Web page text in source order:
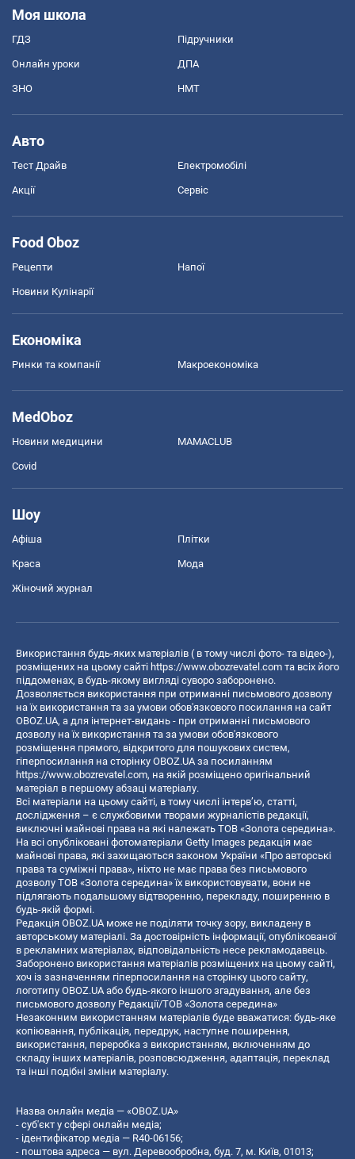
Моя школа
ГДЗ Підручники
Онлайн уроки ДПА
ЗНО НМТ
Авто
Тест Драйв Електромобілі
Акції Сервіс
Food Oboz
Рецепти Напої
Новини Кулінарії
Економіка
Ринки та компанії Макроекономіка
MedOboz
Новини медицини MAMACLUB
Covid
Шоу
Афіша Плітки
Краса Мода
Жіночий журнал
Використання будь-яких матеріалів ( в тому числі фото- та відео-),
розміщених на цьому сайті https://www.obozrevatel.com та всіх його
піддоменах, в будь-якому вигляді суворо заборонено.
Дозволяється використання при отриманні письмового дозволу
на їх використання та за умови обов'язкового посилання на сайт
OBOZ.UA, а для інтернет-видань - при отриманні письмового
дозволу на їх використання та за умови обов'язкового
розміщення прямого, відкритого для пошукових систем,
гіперпосилання на сторінку OBOZ.UA за посиланням
https://www.obozrevatel.com, на якій розміщено оригінальний
матеріал в першому абзаці матеріалу.
Всі матеріали на цьому сайті, в тому числі інтерв’ю, статті,
дослідження – є службовими творами журналістів редакції,
виключні майнові права на які належать ТОВ «Золота середина».
На всі опубліковані фотоматеріали Getty Images редакція має
майнові права, які захищаються законом України «Про авторські
права та суміжні права», ніхто не має права без письмового
дозволу ТОВ «Золота середина» їх використовувати, вони не
підлягають подальшому відтворенню, перекладу, поширенню в
будь-якій формі.
Редакція OBOZ.UA може не поділяти точку зору, викладену в
авторському матеріалі. За достовірність інформації, опублікованої
в рекламних матеріалах, відповідальність несе рекламодавець.
Заборонено використання матеріалів розміщених на цьому сайті,
хоч із зазначенням гіперпосилання на сторінку цього сайту,
логотипу OBOZ.UA або будь-якого іншого згадування, але без
письмового дозволу Редакції/ТОВ «Золота середина»
Незаконним використанням матеріалів буде вважатися: будь-яке
копiювання, публiкацiя, передрук, наступне поширення,
використання, переробка з використанням, включенням до
складу інших матеріалів, розповсюдження, адаптація, переклад
та інші подібні зміни матеріалу.
Назва онлайн медіа — «OBOZ.UA»
- суб'єкт у сфері онлайн медіа;
- ідентифікатор медіа — R40-06156;
- поштова адреса — вул. Деревообробна, буд. 7, м. Київ, 01013;